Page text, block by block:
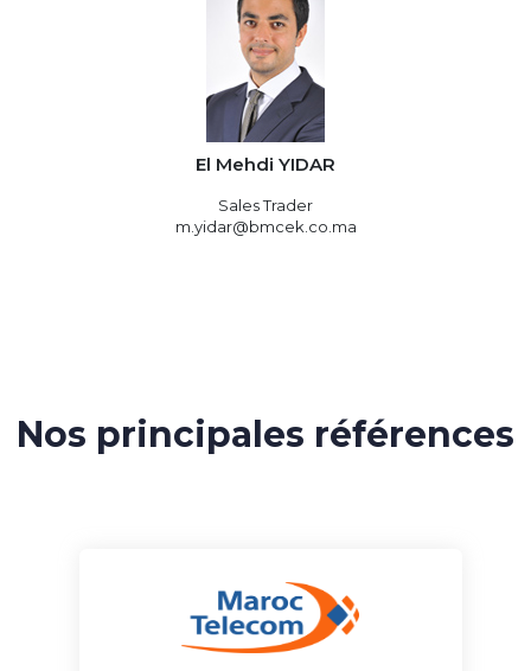
El Mehdi YIDAR
Sales Trader
m.yidar@bmcek.co.ma
Nos principales références